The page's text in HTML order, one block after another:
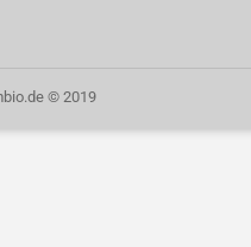
© 2019